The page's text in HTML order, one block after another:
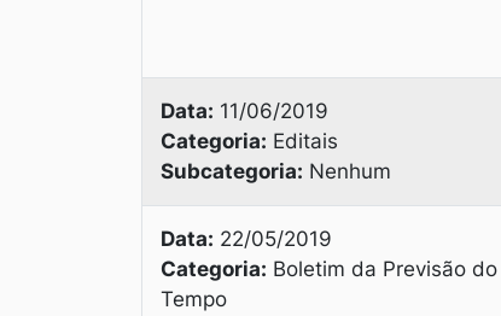
Data: 11/06/2019
Categoria: Editais
Subcategoria: Nenhum
Data: 22/05/2019
Categoria: Boletim da Previsão do
Tempo